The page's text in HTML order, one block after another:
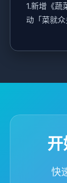
1.新增《蔬
动「菜就
快